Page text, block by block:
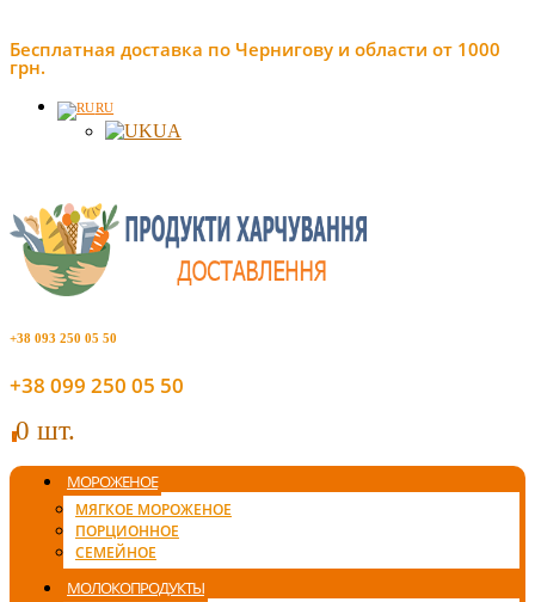
Бесплатная доставка по Чернигову и области от 1000
грн.
RU
UA
+38 093 250 05 50
+38 099 250 05 50
00 шт.
МОРОЖЕНОЕ
МЯГКОЕ МОРОЖЕНОЕ
ПОРЦИОННОЕ
СЕМЕЙНОЕ
МОЛОКОПРОДУКТЫ